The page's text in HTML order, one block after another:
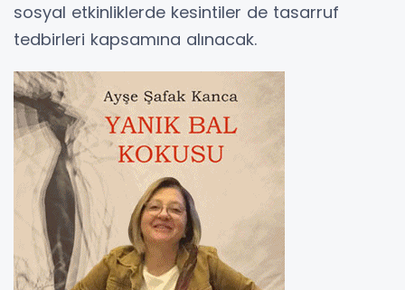
sosyal etkinliklerde kesintiler de tasarruf
tedbirleri kapsamına alınacak.